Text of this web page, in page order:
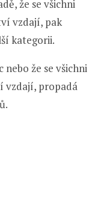
že se všichni
vzdají, pak
kategorii.
že se všichni
vzdají, propadá